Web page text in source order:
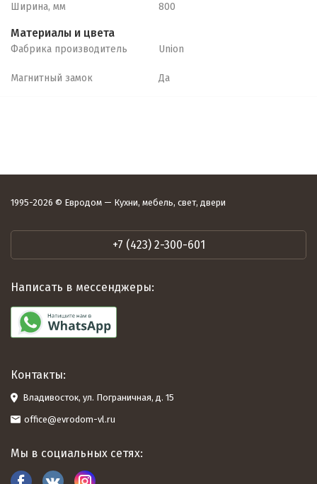
Ширина, мм 800
Материалы и цвета
Фабрика производитель Union
Магнитный замок Да
1995-2026 © Евродом — Кухни, мебель, свет, двери
+7 (423) 2-300-601
Написать в мессенджеры:
Контакты:
Владивосток, ул. Пограничная, д. 15
office@evrodom-vl.ru
Мы в социальных сетях: